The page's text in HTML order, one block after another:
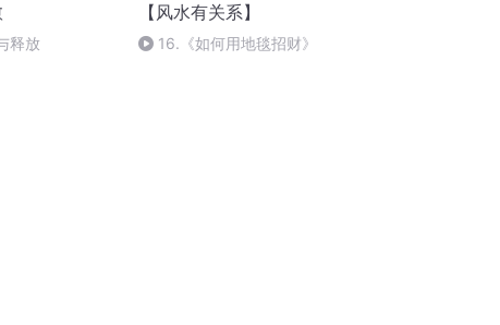
释放
【风水有关系】
16.《如何用地毯招财》